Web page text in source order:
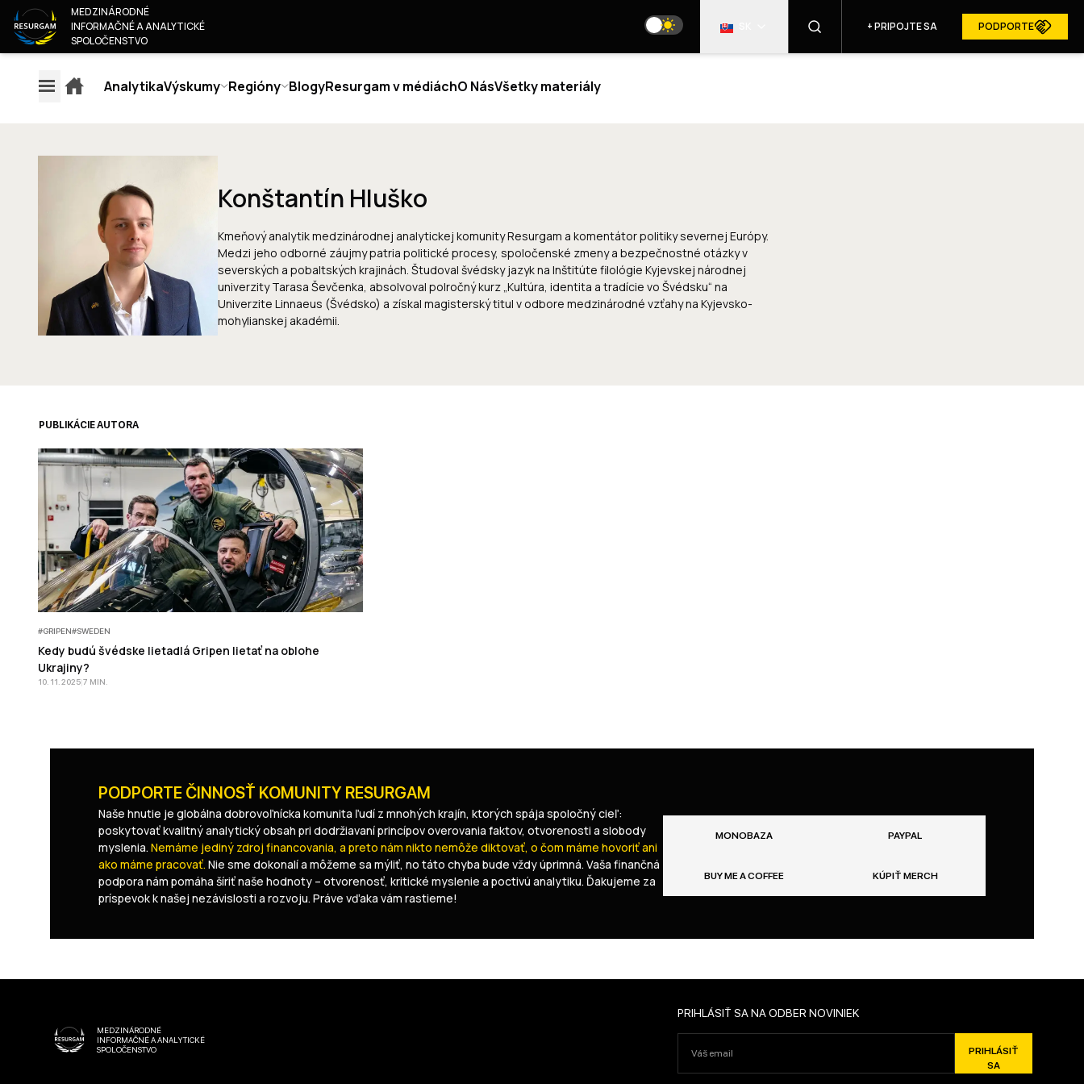
MEDZINÁRODNÉ
INFORMAČNÉ A ANALYTICKÉ
SPOLOČENSTVO
+PRIPOJTE SA PODPORTE
REGIÓNY
RUSKO & BIELORUSKO
BLÍZKY VÝCHOD & AFRIKA
ÁZIA A TICHOMORIE
MONITOROVANIE OBSAHU
EURÓPSKYCH MÉDIÍ
CALIFICACIÓN DE
CONFIABILIDAD DEL AUTOR
CLASIFICACIÓN DE
CONFIABILIDAD DE LOS
MEDIOS
KTO SME
NÁŠ TÍM
JUNIOR ANALYTICI
SPOLUPRÁCE
STAŇTE SA AUTOROM
PRIDAJ SA K TÍMU
SME NA SOCIÁLNYCH SIEŤACH
media@resurgamhub.org
PODMIENKY POUŽÍVANIA MATERIÁLOV STRÁNKY
AnalytikaVýskumy Regióny BlogyResurgam v médiáchO NásVšetky materiály
Konštantín Hluško
Kmeňový analytik medzinárodnej analytickej komunity Resurgam a komentátor politiky severnej Európy.
Medzi jeho odborné záujmy patria politické procesy, spoločenské zmeny a bezpečnostné otázky v
severských a pobaltských krajinách. Študoval švédsky jazyk na Inštitúte filológie Kyjevskej národnej
univerzity Tarasa Ševčenka, absolvoval polročný kurz „Kultúra, identita a tradície vo Švédsku“ na
Univerzite Linnaeus (Švédsko) a získal magisterský titul v odbore medzinárodné vzťahy na Kyjevsko-
mohylianskej akadémii.
PUBLIKÁCIE AUTORA
#GRIPEN#SWEDEN
Kedy budú švédske lietadlá Gripen lietať na oblohe
Ukrajiny?
10. 11. 2025|7 MIN
PODPORTE ČINNOSŤ KOMUNITY RESURGAM
Naše hnutie je globálna dobrovoľnícka komunita ľudí z mnohých krajín, ktorých spája spoločný cieľ:
poskytovať kvalitný analytický obsah pri dodržiavaní princípov overovania faktov, otvorenosti a slobody
myslenia. Nemáme jediný zdroj financovania, a preto nám nikto nemôže diktovať, o čom máme hovoriť ani
ako máme pracovať. Nie sme dokonalí a môžeme sa mýliť, no táto chyba bude vždy úprimná. Vaša finančná
podpora nám pomáha šíriť naše hodnoty – otvorenosť, kritické myslenie a poctivú analytiku. Ďakujeme za
príspevok k našej nezávislosti a rozvoju. Práve vďaka vám rastieme!
MONOBAZA
BUY ME A COFFEE
PAYPAL
KÚPIŤ MERCH
MEDZINÁRODNÉ
INFORMAČNÉ A ANALYTICKÉ
SPOLOČENSTVO
PRIHLÁSIŤ SA NA ODBER NOVINIEK
PRIHLÁSIŤ
SA